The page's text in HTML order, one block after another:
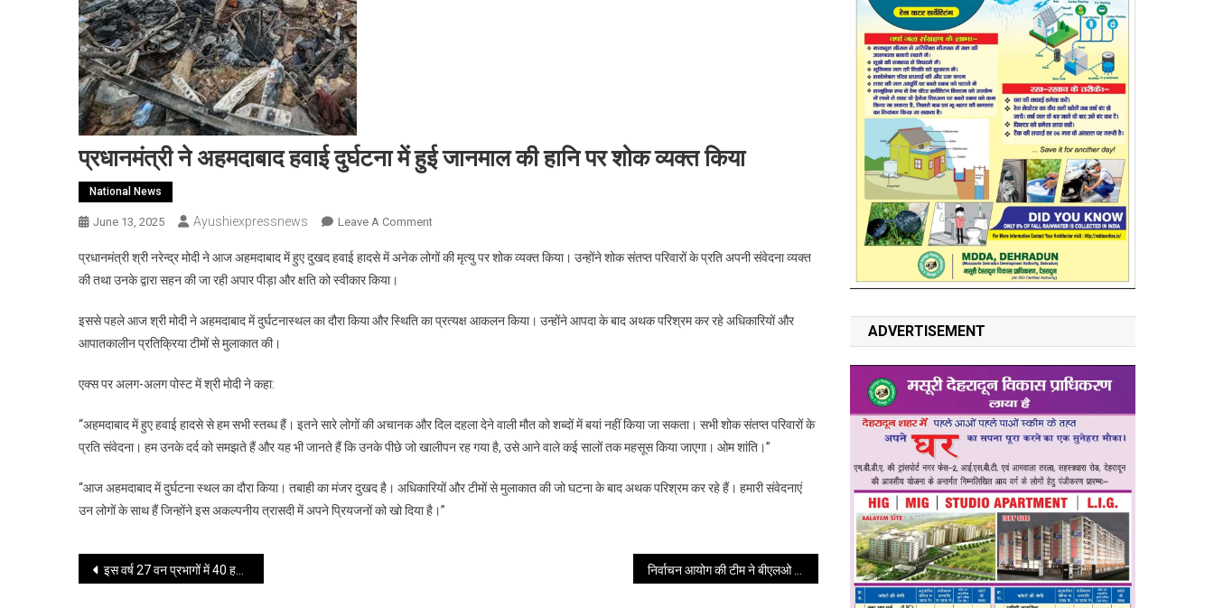
प्रधानमंत्री ने अहमदाबाद हवाई दुर्घटना में हुई जानमाल की हानि पर शोक व्यक्त किया
National News
June 13, 2025 Ayushiexpressnews Leave A CommentOn
ने
दुर्घटना
हानि
पर
व्यक्त
किया
प्रधानमंत्री श्री नरेन्द्र मोदी ने आज अहमदाबाद में हुए दुखद हवाई हादसे में अनेक लोगों की मृत्यु पर शोक व्यक्त किया। उन्होंने शोक संतप्त परिवारों के प्रति अपनी संवेदना व्यक्त
की तथा उनके द्वारा सहन की जा रही अपार पीड़ा और क्षति को स्वीकार किया।
इससे पहले आज श्री मोदी ने अहमदाबाद में दुर्घटनास्थल का दौरा किया और स्थिति का प्रत्यक्ष आकलन किया। उन्होंने आपदा के बाद अथक परिश्रम कर रहे अधिकारियों और
आपातकालीन प्रतिक्रिया टीमों से मुलाकात की।
एक्स पर अलग-अलग पोस्ट में श्री मोदी ने कहा:
“अहमदाबाद में हुए हवाई हादसे से हम सभी स्तब्ध हैं। इतने सारे लोगों की अचानक और दिल दहला देने वाली मौत को शब्दों में बयां नहीं किया जा सकता। सभी शोक संतप्त परिवारों के
प्रति संवेदना। हम उनके दर्द को समझते हैं और यह भी जानते हैं कि उनके पीछे जो खालीपन रह गया है, उसे आने वाले कई सालों तक महसूस किया जाएगा। ओम शांति।”
“आज अहमदाबाद में दुर्घटना स्थल का दौरा किया। तबाही का मंजर दुखद है। अधिकारियों और टीमों से मुलाकात की जो घटना के बाद अथक परिश्रम कर रहे हैं। हमारी संवेदनाएं
उन लोगों के साथ हैं जिन्होंने इस अकल्पनीय त्रासदी में अपने प्रियजनों को खो दिया है।”
Post
इस वर्ष 27 वन प्रभागों में 40 हजार बंदरों के बंध्याकरण का लक्ष्य रखा गया
ADVERTISEMENT